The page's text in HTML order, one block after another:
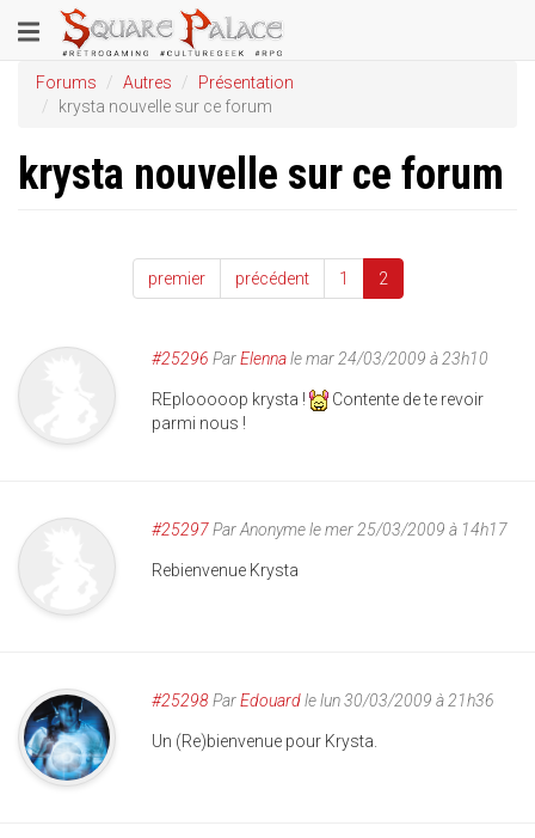
au
contenu
principal
Toggle
navigation
Forums Autres
Présentation
krysta nouvelle sur ce forum
krysta nouvelle sur ce forum
premier précédent 1 2
#25296 ParElennale mar 24/03/2009 à 23h10
REplooooop krysta !
Contente de te revoir
parmi nous !
#25297ParAnonymele mer 25/03/2009 à 14h17
Rebienvenue Krysta
#25298ParEdouardle lun 30/03/2009 à 21h36
Un (Re)bienvenue pour Krysta.